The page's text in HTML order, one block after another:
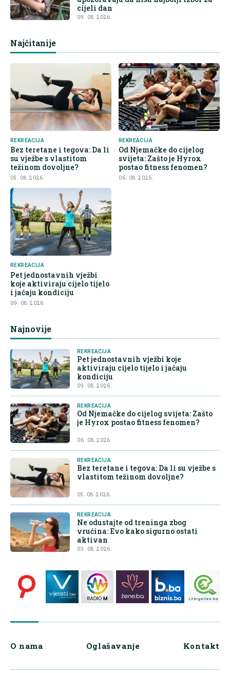
cijeli dan
09. 08. 2026.
Najčitanije
REKREACIJA
Bez teretane i tegova: Da li
su vježbe s vlastitom
težinom dovoljne?
05. 08. 2026.
REKREACIJA
Od Njemačke do cijelog
svijeta: Zašto je Hyrox
postao fitness fenomen?
06. 08. 2026.
REKREACIJA
Pet jednostavnih vježbi
koje aktiviraju cijelo tijelo
i jačaju kondiciju
09. 08. 2026.
Najnovije
REKREACIJA
Pet jednostavnih vježbi koje
aktiviraju cijelo tijelo i jačaju
kondiciju
09. 08. 2026.
REKREACIJA
Od Njemačke do cijelog svijeta: Zašto
je Hyrox postao fitness fenomen?
06. 08. 2026.
REKREACIJA
Bez teretane i tegova: Da li su vježbe s
vlastitom težinom dovoljne?
05. 08. 2026.
REKREACIJA
Ne odustajte od treninga zbog
vrućina: Evo kako sigurno ostati
aktivan
03. 08. 2026.
O nama Oglašavanje Kontakt